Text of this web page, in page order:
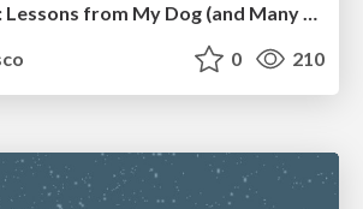
Pawsitive SEO: Lessons from My Dog (and Many Mistakes) on Thriving as a Consultant in the Age of AI
0 210